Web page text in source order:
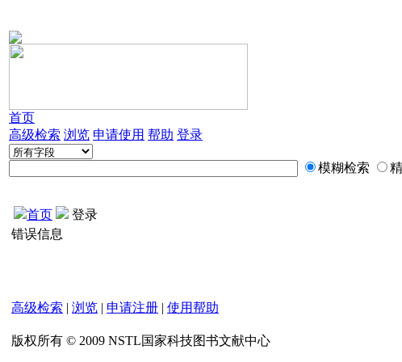
首页
高级检索 浏览 申请使用 帮助 登录
模糊检索
首页
登录
错误信息
高级检索 | 浏览 | 申请注册 | 使用帮助
版权所有 © 2009 NSTL国家科技图书文献中心